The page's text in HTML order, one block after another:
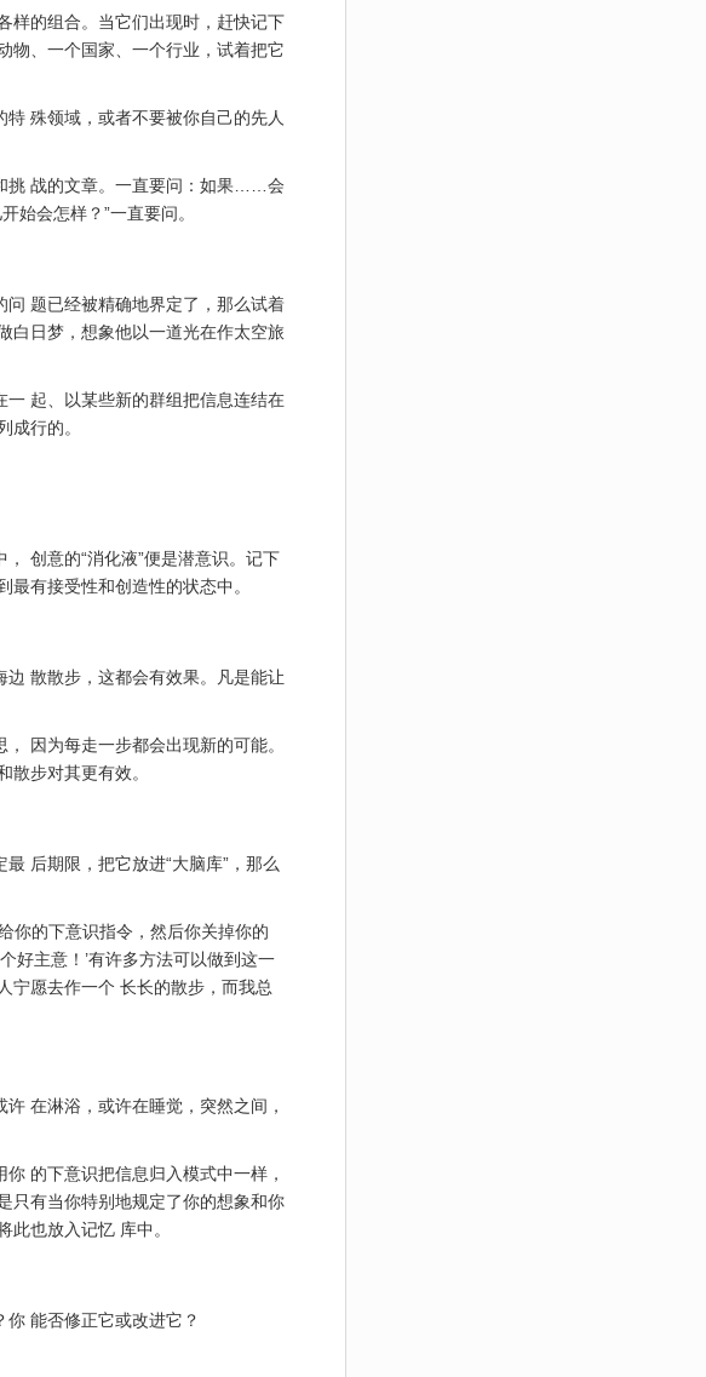
样的组合。当它们出现时，赶快记下
、一个国家、一个行业，试着把它
殊领域，或者不要被你自己的先人
挑 战的文章。一直要问：如果……会
始会怎样？”一直要问。
题已经被精确地界定了，那么试着
白日梦，想象他以一道光在作太空旅
起、以某些新的群组把信息连结在
成行的。
创意的“消化液”便是潜意识。记下
有接受性和创造性的状态中。
散散步，这都会有效果。凡是能让
因为每走一步都会出现新的可能。
步对其更有效。
后期限，把它放进“大脑库”，那么
你的下意识指令，然后你关掉你的
好主意！’有许多方法可以做到这一
宁愿去作一个 长长的散步，而我总
在淋浴，或许在睡觉，突然之间，
的下意识把信息归入模式中一样，
只有当你特别地规定了你的想象和你
也放入记忆 库中。
能否修正它或改进它？